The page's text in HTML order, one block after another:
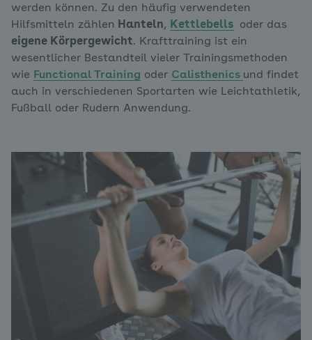
werden können. Zu den häufig verwendeten
Hilfsmitteln zählen Hanteln, Kettlebells
oder das
eigene Körpergewicht. Krafttraining ist ein
wesentlicher Bestandteil vieler Trainingsmethoden
wie Functional Training oder Calisthenics und findet
auch in verschiedenen Sportarten wie Leichtathletik,
Fußball oder Rudern Anwendung.